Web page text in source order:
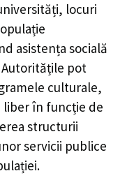
locuri
asistența socială
pot
culturale,
în funcție de
structurii
servicii publice